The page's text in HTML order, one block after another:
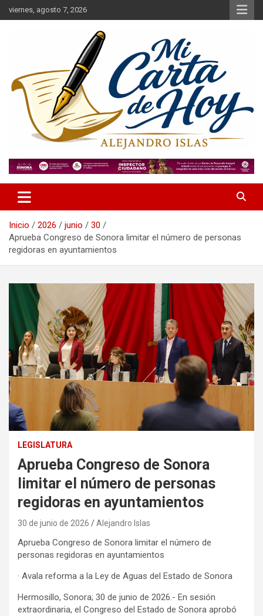
Saltar
al
viernes, agosto 7, 2026
Mi Carta de Hoy
Inicio 2026 junio
30
Aprueba Congreso de Sonora limitar el número de personas
regidoras en ayuntamientos
LEGISLATURA
Aprueba Congreso de Sonora
limitar el número de personas
regidoras en ayuntamientos
30 de junio de 2026 Alejandro Islas
Aprueba Congreso de Sonora limitar el número de
personas regidoras en ayuntamientos
· Avala reforma a la Ley de Aguas del Estado de Sonora
Hermosillo, Sonora; 30 de junio de 2026.- En sesión
extraordinaria, el Congreso del Estado de Sonora aprobó